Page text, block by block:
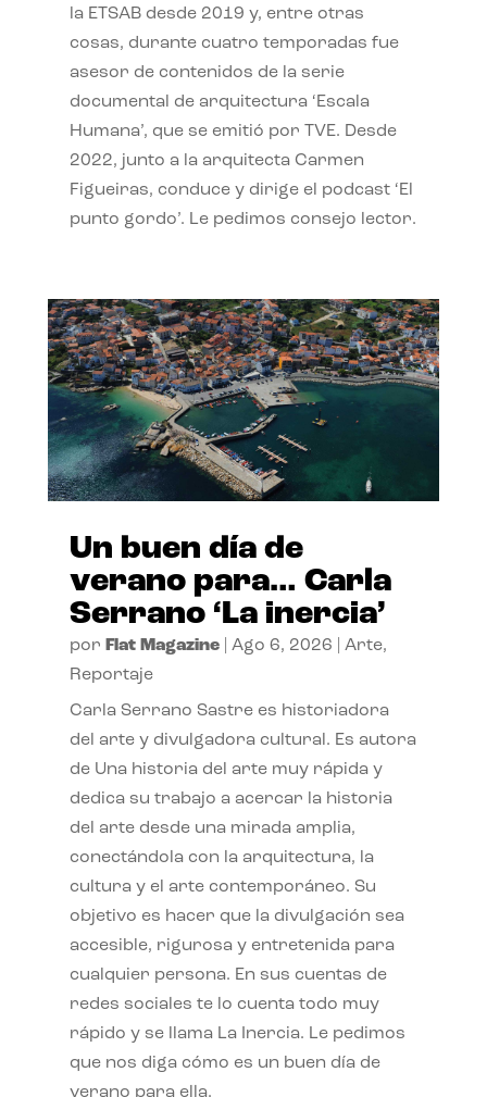
la ETSAB desde 2019 y, entre otras
cosas, durante cuatro temporadas fue
asesor de contenidos de la serie
documental de arquitectura ‘Escala
Humana’, que se emitió por TVE. Desde
2022, junto a la arquitecta Carmen
Figueiras, conduce y dirige el podcast ‘El
punto gordo’. Le pedimos consejo lector.
Un buen día de
verano para… Carla
Serrano ‘La inercia’
por Flat Magazine| Ago 6, 2026 Arte,
Reportaje
Carla Serrano Sastre es historiadora
del arte y divulgadora cultural. Es autora
de Una historia del arte muy rápida y
dedica su trabajo a acercar la historia
del arte desde una mirada amplia,
conectándola con la arquitectura, la
cultura y el arte contemporáneo. Su
objetivo es hacer que la divulgación sea
accesible, rigurosa y entretenida para
cualquier persona. En sus cuentas de
redes sociales te lo cuenta todo muy
rápido y se llama La Inercia. Le pedimos
que nos diga cómo es un buen día de
verano para ella.